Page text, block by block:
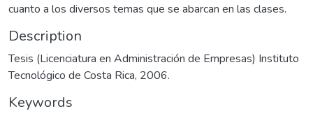
cuanto a los diversos temas que se abarcan en las clases.
Description
Tesis (Licenciatura en Administración de Empresas) Instituto
Tecnológico de Costa Rica, 2006.
Keywords